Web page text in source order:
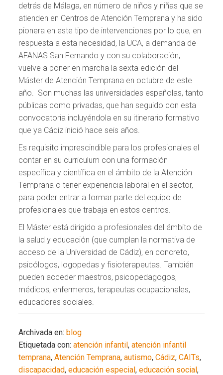
detrás de Málaga, en número de niños y niñas que se
atienden en Centros de Atención Temprana y ha sido
pionera en este tipo de intervenciones por lo que, en
respuesta a esta necesidad, la UCA, a demanda de
AFANAS San Fernando y con su colaboración,
vuelve a poner en marcha la sexta edición del
Máster de Atención Temprana en octubre de este
año. Son muchas las universidades españolas, tanto
públicas como privadas, que han seguido con esta
convocatoria incluyéndola en su itinerario formativo
que ya Cádiz inició hace seis años.
Es requisito imprescindible para los profesionales el
contar en su curriculum con una formación
específica y científica en el ámbito de la Atención
Temprana o tener experiencia laboral en el sector,
para poder entrar a formar parte del equipo de
profesionales que trabaja en estos centros.
El Máster está dirigido a profesionales del ámbito de
la salud y educación (que cumplan la normativa de
acceso de la Universidad de Cádiz), en concreto,
psicólogos, logopedas y fisioterapeutas. También
pueden acceder maestros, psicopedagogos,
médicos, enfermeros, terapeutas ocupacionales,
educadores sociales.
Archivada en:blog
Etiquetada con:atención infantil,atención infantil
temprana,Atención Temprana,autismo,Cádiz,CAITs,
discapacidad,educación especial,educación social,